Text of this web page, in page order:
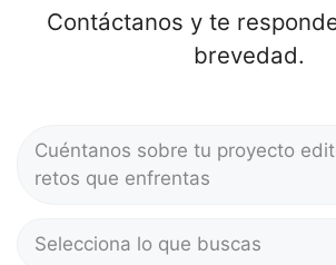
Contáctanos y te
brevedad.